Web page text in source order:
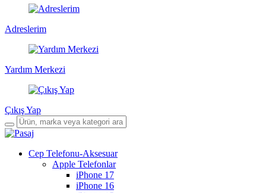
Adreslerim
Yardım Merkezi
Çıkış Yap
Cep Telefonu-Aksesuar
Apple Telefonlar
iPhone 17
iPhone 16